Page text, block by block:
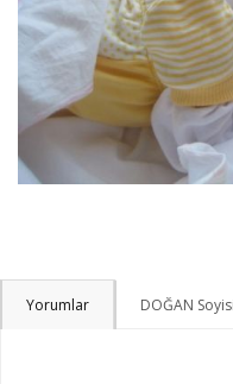
Yorumlar DOĞAN